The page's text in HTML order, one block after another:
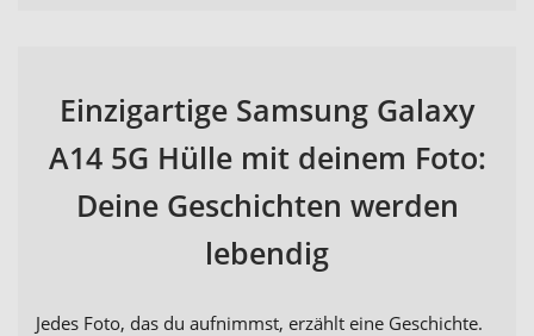
Einzigartige Samsung Galaxy
A14 5G Hülle mit deinem Foto:
Deine Geschichten werden
lebendig
Jedes Foto, das du aufnimmst, erzählt eine Geschichte.